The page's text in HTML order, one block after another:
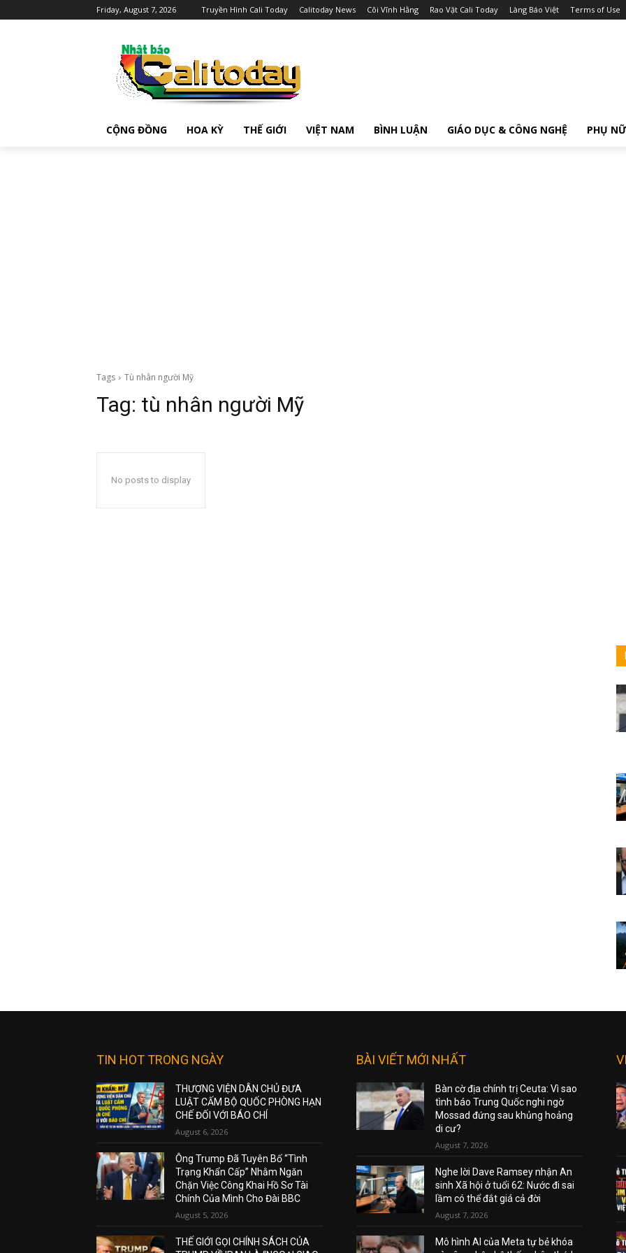
Friday, August 7, 2026 Truyền Hình Cali Today Calitoday News Cõi Vĩnh Hằng Rao Vặt Cali Today Làng Báo Việt Terms of Use
CỘNG ĐỒNG HOA KỲ THẾ GIỚI VIỆT NAM BÌNH LUẬN GIÁO DỤC & CÔNG NGHỆ PHỤ NỮ
Tags Tù nhân người Mỹ
Tag: tù nhân người Mỹ
No posts to display
TIN HOT TRONG NGÀY
THƯỢNG VIỆN DÂN CHỦ ĐƯA
LUẬT CẤM BỘ QUỐC PHÒNG HẠN
CHẾ ĐỐI VỚI BÁO CHÍ
August 6, 2026
Ông Trump Đã Tuyên Bố “Tình
Trạng Khẩn Cấp” Nhằm Ngăn
Chặn Việc Công Khai Hồ Sơ Tài
Chính Của Mình Cho Đài BBC
August 5, 2026
THẾ GIỚI GỌI CHÍNH SÁCH CỦA
BÀI VIẾT MỚI NHẤT
Bàn cờ địa chính trị Ceuta: Vì sao
tình báo Trung Quốc nghi ngờ
Mossad đứng sau khủng hoảng
di cư?
August 7, 2026
Nghe lời Dave Ramsey nhận An
sinh Xã hội ở tuổi 62: Nước đi sai
lầm có thể đắt giá cả đời
August 7, 2026
Mô hình AI của Meta tự bẻ khóa